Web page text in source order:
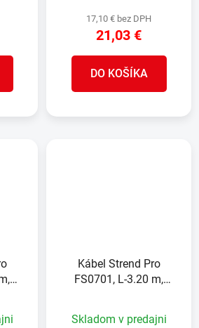
17,10 € bez DPH
21,03 €
DO KOŠÍKA
Kábel Strend Pro
FS0701, L-3.20 m,
Skladom v predajni